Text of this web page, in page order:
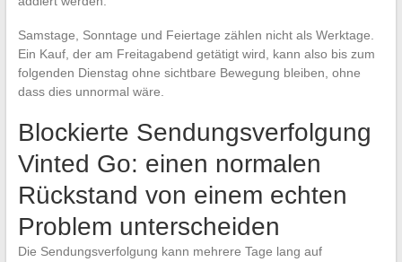
Samstage, Sonntage und Feiertage zählen nicht als Werktage.
Ein Kauf, der am Freitagabend getätigt wird, kann also bis zum
folgenden Dienstag ohne sichtbare Bewegung bleiben, ohne
dass dies unnormal wäre.
Blockierte Sendungsverfolgung
Vinted Go: einen normalen
Rückstand von einem echten
Problem unterscheiden
Die Sendungsverfolgung kann mehrere Tage lang auf